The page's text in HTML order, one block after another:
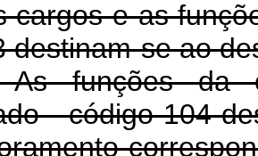
cargos e as
destinam-se ao
funções da
- código 104